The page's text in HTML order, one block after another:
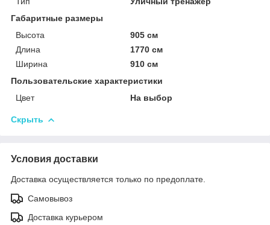
Габаритные размеры
Высота
905 см
Длина
1770 см
Ширина
910 см
Пользовательские характеристики
Цвет
На выбор
Скрыть
Условия доставки
Доставка осуществляется только по предоплате.
Самовывоз
Доставка курьером